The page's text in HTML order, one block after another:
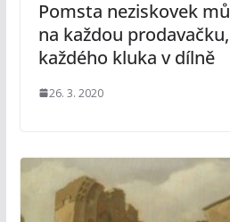
Pomsta neziskovek
na každou
každého kluka v dílně
26. 3. 2020